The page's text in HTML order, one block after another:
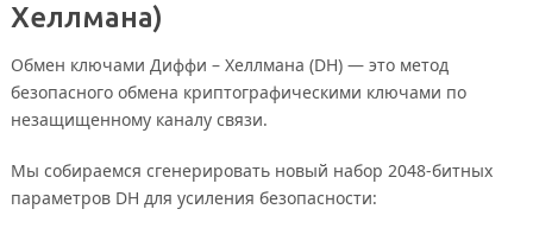
Хеллмана)
Обмен ключами Диффи – Хеллмана (DH) — это метод
безопасного обмена криптографическими ключами по
незащищенному каналу связи.
Мы собираемся сгенерировать новый набор 2048-битных
параметров DH для усиления безопасности: